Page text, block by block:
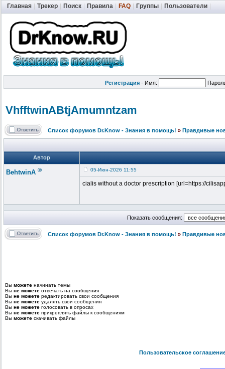
Главная Трекер Поиск Правила FAQ Группы Пользователи
Регистрация · Имя:
VhfftwinABtjAmumntzam
Список форумов Dr.Know - Знания в помощь! » Правдивые
Автор
BehtwinA ® 05-Июн-2026 11:55
cialis without a doctor prescription [url=https://
Показать сообщения:
Список форумов Dr.Know - Знания в помощь! » Правдивые
Вы можете начинать темы
Вы не можете отвечать на сообщения
Вы не можете редактировать свои сообщения
Вы не можете удалять свои сообщения
Вы не можете голосовать в опросах
Вы не можете прикреплять файлы к сообщениям
Вы можете скачивать файлы
Пользовательское